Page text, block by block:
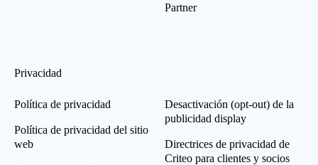
Partner
Privacidad
Política de privacidad
Política de privacidad del sitio
web
Desactivación (opt-out) de la
publicidad display
Directrices de privacidad de
Criteo para clientes y socios